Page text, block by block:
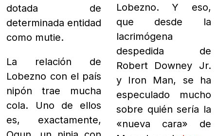
dotada de
determinada entidad
como mutie.
La relación de
Lobezno con el país
nipón trae mucha
cola. Uno de ellos
es, exactamente,
Lobezno. Y eso,
que desde la
lacrimógena
despedida de
Robert Downey Jr.
y Iron Man, se ha
especulado mucho
sobre quién sería la
«nueva cara» de